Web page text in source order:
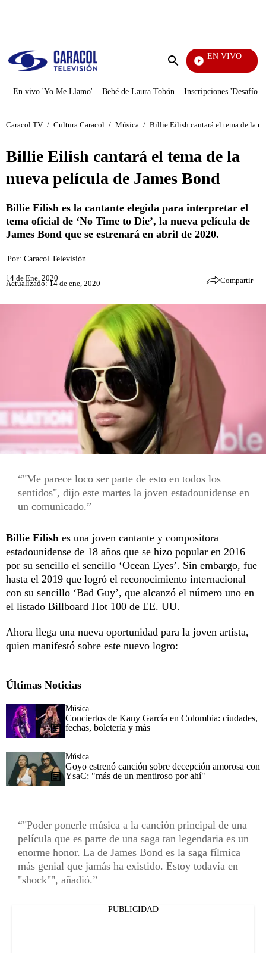
Enviar
EN VIVO
EFÉ
En vivo 'Yo Me Llamo' Bebé de Laura Tobón Inscripciones 'Desafío'
Caracol TV / Cultura Caracol / Música / Billie Eilish cantará el tema de la
Billie Eilish cantará el tema de la
nueva película de James Bond
Billie Eilish es la cantante elegida para interpretar el
tema oficial de ‘No Time to Die’, la nueva película de
James Bond que se estrenará en abril de 2020.
Por: Caracol Televisión
14 de Ene, 2020
Actualizado: 14 de ene, 2020 Compartir
"Me parece loco ser parte de esto en todos los
sentidos", dijo este martes la joven estadounidense en
un comunicado.
Billie Eilish es una joven cantante y compositora
estadounidense de 18 años que se hizo popular en 2016
por su sencillo el sencillo ‘Ocean Eyes’. Sin embargo, fue
hasta el 2019 que logró el reconocimiento internacional
con su sencillo ‘Bad Guy’, que alcanzó el número uno en
el listado Billboard Hot 100 de EE. UU.
Ahora llega una nueva oportunidad para la joven artista,
quien manifestó sobre este nuevo logro:
Últimas Noticias
Música
Conciertos de Kany García en Colombia: ciudades,
fechas, boletería y más
Música
Goyo estrenó canción sobre decepción amorosa con
YsaC: "más de un mentiroso por ahí"
"Poder ponerle música a la canción principal de una
película que es parte de una saga tan legendaria es un
enorme honor. La de James Bond es la saga fílmica
más genial que jamás ha existido. Estoy todavía en
"shock"", añadió.
PUBLICIDAD